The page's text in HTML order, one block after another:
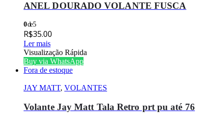
ANEL DOURADO VOLANTE FUSCA
0de 5
R$35.00
Ler mais
Visualização Rápida
Buy via WhatsApp
Fora de estoque
JAY MATT, VOLANTES
Volante Jay Matt Tala Retro prt pu até 76